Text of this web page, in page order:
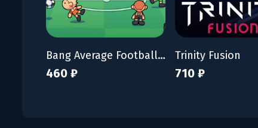
Bang Average Football – Play, Manage, Create
460 ₽
Trinity Fusion
710 ₽